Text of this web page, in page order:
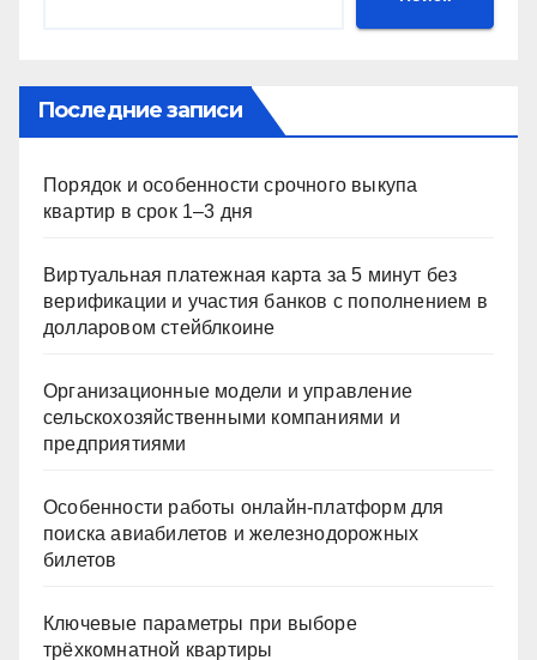
Последние записи
Порядок и особенности срочного выкупа
квартир в срок 1–3 дня
Виртуальная платежная карта за 5 минут без
верификации и участия банков с пополнением в
долларовом стейблкоине
Организационные модели и управление
сельскохозяйственными компаниями и
предприятиями
Особенности работы онлайн-платформ для
поиска авиабилетов и железнодорожных
билетов
Ключевые параметры при выборе
трёхкомнатной квартиры